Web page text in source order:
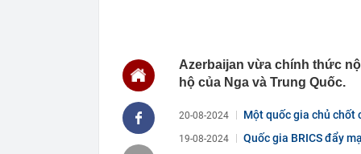
còn được
XSMN 8/8 -
17:57
Vì sao lãi
17:53
65 tuổi nhất
17:50
Người có
Đây là lý do
Azerbaijan vừa chính thức
hộ của Nga và Trung Quốc.
20-08-2024 Một quốc gia chủ chốt
19-08-2024 Quốc gia BRICS đẩy